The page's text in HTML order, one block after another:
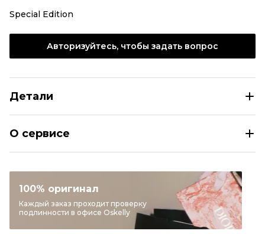
Special Edition
Авторизуйтесь, чтобы задать вопрос
Детали
Категория
Высокие кроссовки / кеды
Бренд
PRADA
Материал обуви
Кожа
О сервисе
100% оригинал
Каждый заказ проходит проверку
подлинности в офисе Oskelly